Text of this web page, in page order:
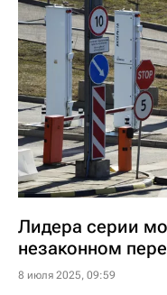
Лидера серии
незаконном
8 июля 2025, 09:59